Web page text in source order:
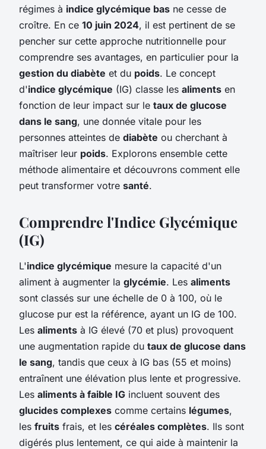
régimes à indice glycémique bas ne cesse de
croître. En ce 10 juin 2024, il est pertinent de se
pencher sur cette approche nutritionnelle pour
comprendre ses avantages, en particulier pour la
gestion du diabète et du poids. Le concept
d'indice glycémique (IG) classe les aliments en
fonction de leur impact sur le taux de glucose
dans le sang, une donnée vitale pour les
personnes atteintes de diabète ou cherchant à
maîtriser leur poids. Explorons ensemble cette
méthode alimentaire et découvrons comment elle
peut transformer votre santé.
Comprendre l'Indice Glycémique
(IG)
L'indice glycémique mesure la capacité d'un
aliment à augmenter la glycémie. Les aliments
sont classés sur une échelle de 0 à 100, où le
glucose pur est la référence, ayant un IG de 100.
Les aliments à IG élevé (70 et plus) provoquent
une augmentation rapide du taux de glucose dans
le sang, tandis que ceux à IG bas (55 et moins)
entraînent une élévation plus lente et progressive.
Les aliments à faible IG incluent souvent des
glucides complexes comme certains légumes,
les fruits frais, et les céréales complètes. Ils sont
digérés plus lentement, ce qui aide à maintenir la